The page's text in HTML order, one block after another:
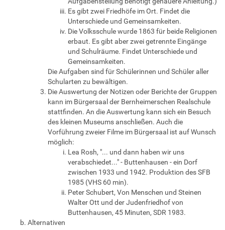
Es gibt zwei Friedhöfe im Ort. Findet die
Unterschiede und Gemeinsamkeiten.
Die Volksschule wurde 1863 für beide Religionen
erbaut. Es gibt aber zwei getrennte Eingänge
und Schulräume. Findet Unterschiede und
Gemeinsamkeiten.
Die Aufgaben sind für Schülerinnen und Schüler aller
Schularten zu bewältigen.
Die Auswertung der Notizen oder Berichte der Gruppen
kann im Bürgersaal der Bernheimerschen Realschule
stattfinden. An die Auswertung kann sich ein Besuch
des kleinen Museums anschließen. Auch die
Vorführung zweier Filme im Bürgersaal ist auf Wunsch
möglich:
Lea Rosh, "... und dann haben wir uns
verabschiedet..." - Buttenhausen - ein Dorf
zwischen 1933 und 1942. Produktion des SFB
1985 (VHS 60 min).
Peter Schubert, Von Menschen und Steinen
Walter Ott und der Judenfriedhof von
Buttenhausen, 45 Minuten, SDR 1983.
Alternativen